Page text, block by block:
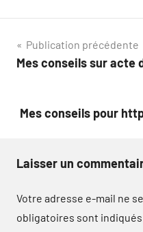
Navigation
de
Publication précédente
Mes conseils sur acte
Mes conseils pour
Laisser un
Votre adresse e-mail ne
obligatoires sont